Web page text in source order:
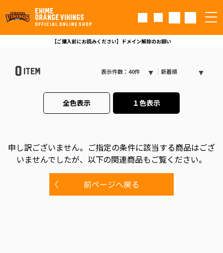
EHIME
ORANGE VIKINGS
OFFICIAL ONLINE SHOP
【ご購入前にお読みください】ドメイン解除のお願い
0 ITEM 表示件数：40件 新着順
全色表示 １色表示
申し訳ございません。 ご指定の条件に該当する商品はござ
いませんでしたが、以下の関連商品もご覧ください。
前ページへ戻る